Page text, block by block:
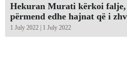
Hekuran Murati kërkoi
përmend edhe hajnat që i
1 July 2022 | 1 July 2022